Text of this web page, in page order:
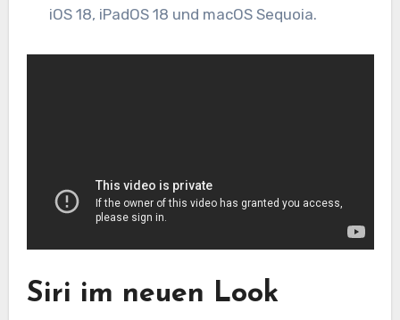
iOS 18, iPadOS 18 und macOS Sequoia.
Siri im neuen Look